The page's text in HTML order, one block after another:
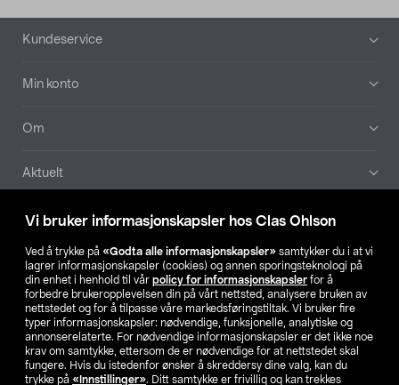
Vi bruker informasjonskapsler hos Clas Ohlson
Ved å trykke på «Godta alle informasjonskapsler» samtykker du i at vi
lagrer informasjonskapsler (cookies) og annen sporingsteknologi på
din enhet i henhold til vår policy for informasjonskapsler for å
forbedre brukeropplevelsen din på vårt nettsted, analysere bruken av
nettstedet og for å tilpasse våre markedsføringstiltak. Vi bruker fire
typer informasjonskapsler: nødvendige, funksjonelle, analytiske og
annonserelaterte. For nødvendige informasjonskapsler er det ikke noe
krav om samtykke, ettersom de er nødvendige for at nettstedet skal
fungere. Hvis du istedenfor ønsker å skreddersy dine valg, kan du
trykke på «Innstillinger». Ditt samtykke er frivillig og kan trekkes
Bunntekst
Kundeservice
Min konto
Om
Aktuelt
Våre selskaper
Finn din butikk
SE NO FI